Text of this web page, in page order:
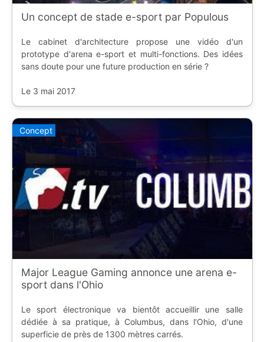
Un concept de stade e-sport par Populous
Le cabinet d'architecture propose une vidéo d'un
prototype d'arena e-sport et multi-fonctions. Des idées
sans doute pour une future production en série ?
Le 3 mai 2017
Concept
Major League Gaming annonce une arena e-
sport dans l'Ohio
Le sport électronique va bientôt accueillir une salle
dédiée à sa pratique, à Columbus, dans l'Ohio, d'une
superficie de près de 1300 mètres carrés.